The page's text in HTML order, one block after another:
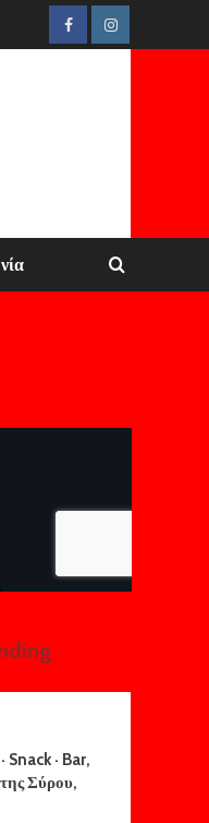
FacebookInstagram
Snack · Bar,
Σύρου,